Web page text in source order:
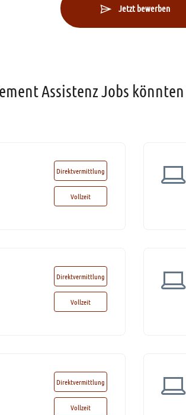
Jetzt bewerben
Assistenz Jobs
Direktvermittlung
Vollzeit
Direktvermittlung
Vollzeit
Direktvermittlung
Vollzeit